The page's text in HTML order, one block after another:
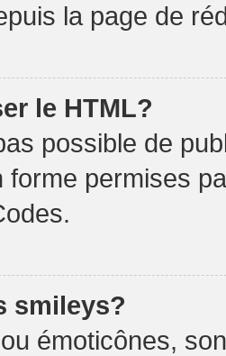
la page de
le HTML?
possible de
forme permises
smileys?
émoticônes,